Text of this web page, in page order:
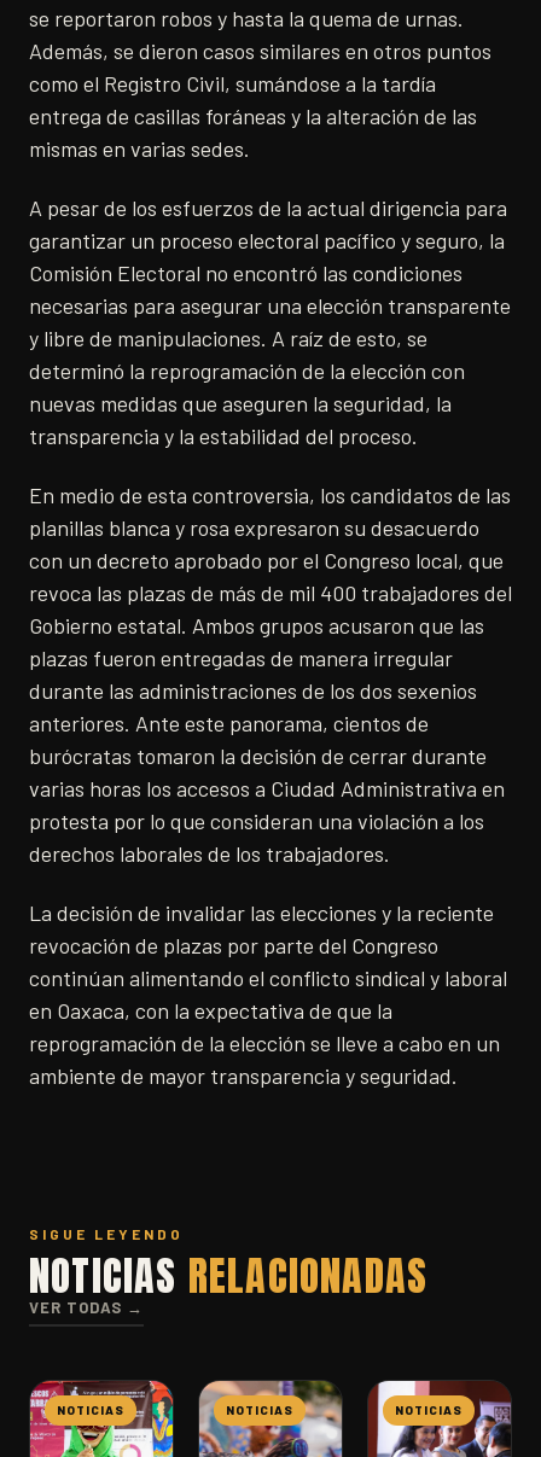
se reportaron robos y hasta la quema de urnas.
Además, se dieron casos similares en otros puntos
como el Registro Civil, sumándose a la tardía
entrega de casillas foráneas y la alteración de las
mismas en varias sedes.
A pesar de los esfuerzos de la actual dirigencia para
garantizar un proceso electoral pacífico y seguro, la
Comisión Electoral no encontró las condiciones
necesarias para asegurar una elección transparente
y libre de manipulaciones. A raíz de esto, se
determinó la reprogramación de la elección con
nuevas medidas que aseguren la seguridad, la
transparencia y la estabilidad del proceso.
En medio de esta controversia, los candidatos de las
planillas blanca y rosa expresaron su desacuerdo
con un decreto aprobado por el Congreso local, que
revoca las plazas de más de mil 400 trabajadores del
Gobierno estatal. Ambos grupos acusaron que las
plazas fueron entregadas de manera irregular
durante las administraciones de los dos sexenios
anteriores. Ante este panorama, cientos de
burócratas tomaron la decisión de cerrar durante
varias horas los accesos a Ciudad Administrativa en
protesta por lo que consideran una violación a los
derechos laborales de los trabajadores.
La decisión de invalidar las elecciones y la reciente
revocación de plazas por parte del Congreso
continúan alimentando el conflicto sindical y laboral
en Oaxaca, con la expectativa de que la
reprogramación de la elección se lleve a cabo en un
ambiente de mayor transparencia y seguridad.
SIGUE LEYENDO
NOTICIAS RELACIONADAS
VER TODAS →
NOTICIAS NOTICIAS NOTICIAS